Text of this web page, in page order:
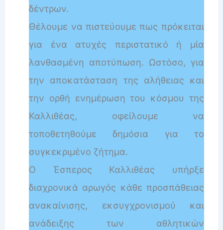
δέντρων.
Θέλουμε να πιστεύουμε πως πρόκειται
για ένα ατυχές περιστατικό ή μία
λανθασμένη αποτύπωση. Ωστόσο, για
την αποκατάσταση της αλήθειας και
την ορθή ενημέρωση του κόσμου της
Καλλιθέας, οφείλουμε να
τοποθετηθούμε δημόσια για το
συγκεκριμένο ζήτημα.
Ο Έσπερος Καλλιθέας υπήρξε
διαχρονικά αρωγός κάθε προσπάθειας
ανακαίνισης, εκσυγχρονισμού και
ανάδειξης των αθλητικών